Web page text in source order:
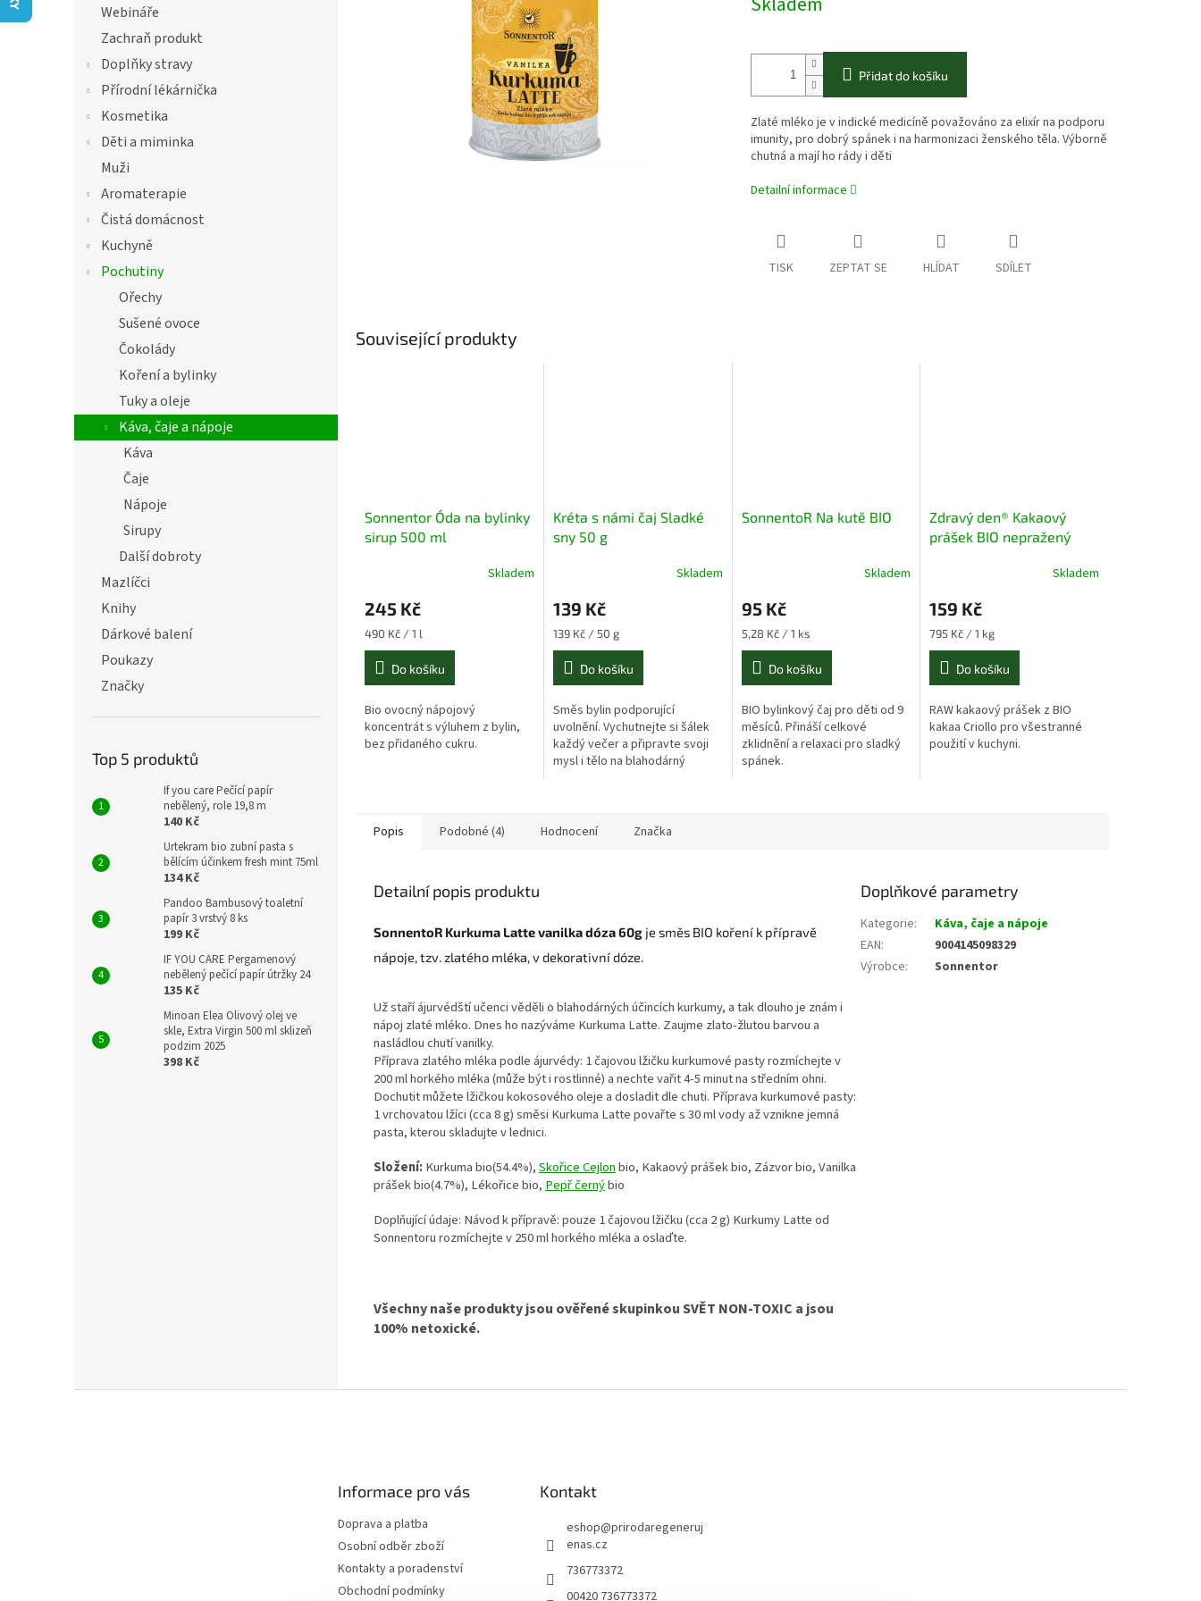
Webináře
Zachraň produkt
Doplňky stravy
Přírodní lékárnička
Kosmetika
Děti a miminka
Muži
Aromaterapie
Čistá domácnost
Kuchyně
Pochutiny
Ořechy
Sušené ovoce
Čokolády
Koření a bylinky
Tuky a oleje
Káva, čaje a nápoje
Káva
Čaje
Nápoje
Sirupy
Další dobroty
Mazlíčci
Knihy
Dárkové balení
Poukazy
Značky
Top 5 produktů
If you care Pečící papír
nebělený, role 19,8 m
140 Kč
Urtekram bio zubní pasta s
bělícím účinkem fresh mint 75ml
134 Kč
Pandoo Bambusový toaletní
papír 3 vrstvý 8 ks
199 Kč
IF YOU CARE Pergamenový
nebělený pečící papír útržky 24
135 Kč
Minoan Elea Olivový olej ve
skle, Extra Virgin 500 ml sklizeň
podzim 2025
398 Kč
Přidat do košíku
Zlaté mléko je v indické medicíně považováno za elixír na podporu
imunity, pro dobrý spánek i na harmonizaci ženského těla. Výborně
chutná a mají ho rády i děti
Detailní informace
TISK ZEPTAT SE HLÍDAT SDÍLET
Související produkty
Sonnentor Óda na bylinky
sirup 500 ml
Skladem
245 Kč
Měrná
cena:
490 Kč / 1 l
Do košíku
Bio ovocný nápojový
koncentrát s výluhem z bylin,
bez přidaného cukru.
Kréta s námi čaj Sladké
sny 50 g
Skladem
139 Kč
Měrná
cena:
139 Kč / 50 g
Do košíku
Směs bylin podporující
uvolnění. Vychutnejte si šálek
každý večer a připravte svoji
mysl i tělo na blahodárný
SonnentoR Na kutě BIO
Skladem
95 Kč
Měrná
cena:
5,28 Kč / 1 ks
Do košíku
BIO bylinkový čaj pro děti od 9
měsíců. Přináší celkové
zklidnění a relaxaci pro sladký
spánek.
Zdravý den® Kakaový
prášek BIO nepražený
Skladem
159 Kč
Měrná
cena:
795 Kč / 1 kg
Do košíku
RAW kakaový prášek z BIO
kakaa Criollo pro všestranné
použití v kuchyni.
Popis Podobné (4) Hodnocení Značka
Detailní popis produktu
SonnentoR Kurkuma Latte vanilka dóza 60g je směs BIO koření k přípravě
nápoje, tzv. zlatého mléka, v dekorativní dóze.
Už staří ájurvédští učenci věděli o blahodárných účincích kurkumy, a tak dlouho je znám i
nápoj zlaté mléko. Dnes ho nazýváme Kurkuma Latte. Zaujme zlato-žlutou barvou a
nasládlou chutí vanilky.
Příprava zlatého mléka podle ájurvédy: 1 čajovou lžičku kurkumové pasty rozmíchejte v
200 ml horkého mléka (může být i rostlinné) a nechte vařit 4-5 minut na středním ohni.
Dochutit můžete lžičkou kokosového oleje a dosladit dle chuti. Příprava kurkumové pasty:
1 vrchovatou lžíci (cca 8 g) směsi Kurkuma Latte povařte s 30 ml vody až vznikne jemná
pasta, kterou skladujte v lednici.
Složení:Kurkuma bio(54.4%),Skořice Cejlonbio, Kakaový prášek bio, Zázvor bio, Vanilka
prášek bio(4.7%), Lékořice bio, Pepř černýbio
Doplňující údaje: Návod k přípravě: pouze 1 čajovou lžičku (cca 2 g) Kurkumy Latte od
Sonnentoru rozmíchejte v 250 ml horkého mléka a oslaďte.
Všechny naše produkty jsou ověřené skupinkou SVĚT NON-TOXIC a jsou
100% netoxické.
Doplňkové parametry
Kategorie:
Káva, čaje a nápoje
EAN:
9004145098329
Výrobce: Sonnentor
Informace pro vás
Doprava a platba
Osobní odběr zboží
Kontakty a poradenství
Obchodní podmínky
Kontakt
eshop@prirodaregeneruj
enas.cz
736773372
00420 736773372